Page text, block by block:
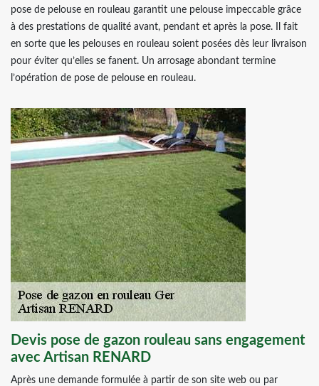
pose de pelouse en rouleau garantit une pelouse impeccable grâce
à des prestations de qualité avant, pendant et après la pose. Il fait
en sorte que les pelouses en rouleau soient posées dès leur livraison
pour éviter qu’elles se fanent. Un arrosage abondant termine
l’opération de pose de pelouse en rouleau.
Devis pose de gazon rouleau sans engagement
avec Artisan RENARD
Après une demande formulée à partir de son site web ou par